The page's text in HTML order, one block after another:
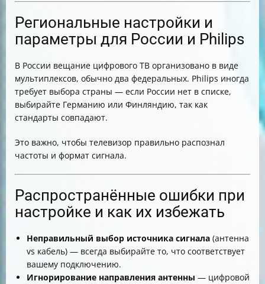
Региональные настройки и
параметры для России и Philips
В России вещание цифрового ТВ организовано в виде
мультиплексов, обычно два федеральных. Philips иногда
требует выбора страны — если России нет в списке,
выбирайте Германию или Финляндию, так как
стандарты совпадают.
Это важно, чтобы телевизор правильно распознал
частоты и формат сигнала.
Распространённые ошибки при
настройке и как их избежать
Неправильный выбор источника сигнала (антенна
vs кабель) — всегда выбирайте то, что соответствует
вашему подключению.
Игнорирование направления антенны — цифровой